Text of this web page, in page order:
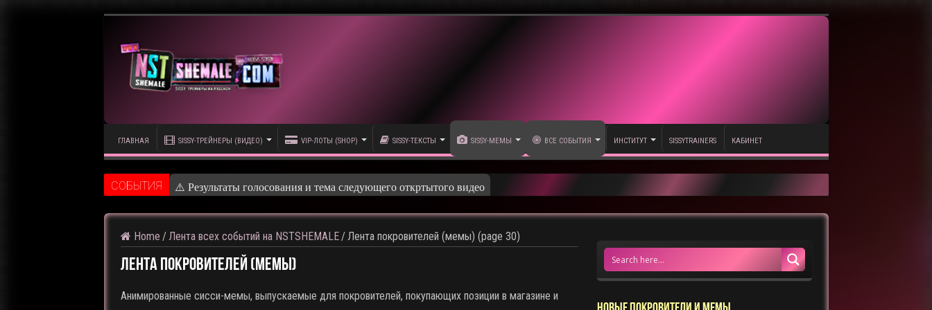
ГЛАВНАЯ SISSY-ТРЕЙНЕРЫ (ВИДЕО) VIP-ЛОТЫ (SHOP) SISSY-ТЕКСТЫ SISSY-МЕМЫ ВСЕ СОБЫТИЯ ИНСТИТУТ SISSYTRAINERS КАБИНЕТ
CОБЫТИЯ ⚠️ Кадры из предстоящего ролика
Home / Лента всех событий на NSTSHEMALE / Лента покровителей (мемы) (page 30)
Лента покровителей (мемы)
Анимированные сисси-мемы, выпускаемые для покровителей, покупающих позиции в магазине и